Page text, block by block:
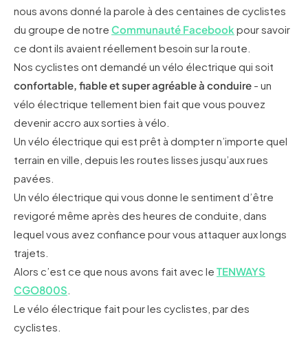
nous avons donné la parole à des centaines de cyclistes
du groupe de notre Communauté Facebook pour savoir
ce dont ils avaient réellement besoin sur la route.
Nos cyclistes ont demandé un vélo électrique qui soit
confortable, fiable et super agréable à conduire - un
vélo électrique tellement bien fait que vous pouvez
devenir accro aux sorties à vélo.
Un vélo électrique qui est prêt à dompter n’importe quel
terrain en ville, depuis les routes lisses jusqu’aux rues
pavées.
Un vélo électrique qui vous donne le sentiment d’être
revigoré même après des heures de conduite, dans
lequel vous avez confiance pour vous attaquer aux longs
trajets.
Alors c’est ce que nous avons fait avec le TENWAYS
CGO800S
Le vélo électrique fait pour les cyclistes, par des
cyclistes.